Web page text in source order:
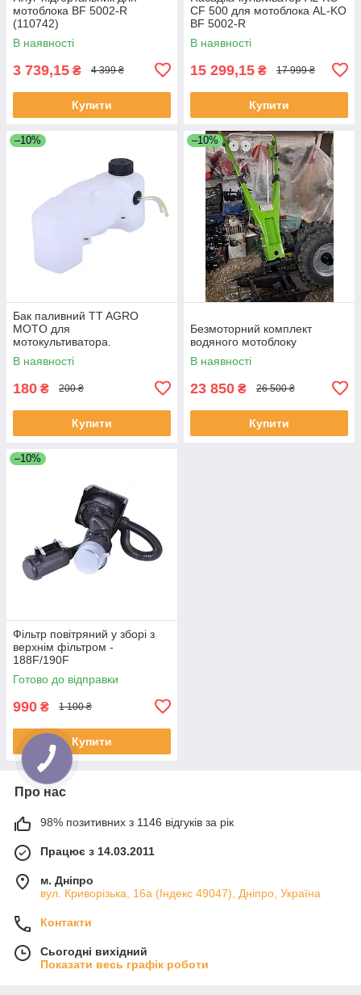
мотоблока BF 5002-R
(110742)
В наявності
3 739,15 ₴ 4 399 ₴
Купити
CF 500 для мотоблока AL-KO
BF 5002-R
В наявності
15 299,15 ₴ 17 999 ₴
Купити
–10%
Бак паливний TT AGRO
MOTO для
мотокультиватора.
В наявності
180 ₴ 200 ₴
Купити
–10%
Безмоторний комплект
водяного мотоблоку
В наявності
23 850 ₴ 26 500 ₴
Купити
–10%
Фільтр повітряний у зборі з
верхнім фільтром -
188F/190F
Готово до відправки
990 ₴ 1 100 ₴
Купити
Про нас
98% позитивних з 1146 відгуків за рік
Працює з 14.03.2011
м. Дніпро
вул. Криворізька, 16а (Індекс 49047), Дніпро, Україна
Контакти
Сьогодні вихідний
Показати весь графік роботи